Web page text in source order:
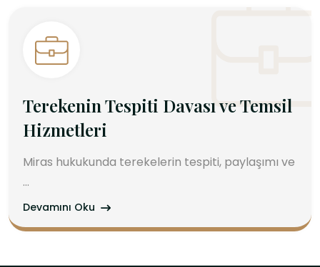
Terekenin Tespiti Davası ve Temsil
Hizmetleri
Miras hukukunda terekelerin tespiti, paylaşımı ve
...
Devamını Oku